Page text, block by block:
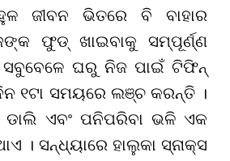
ଜୀବନ ଭିତରେ ବି ବାହାର
ଫୁଡ୍ ଖାଇବାକୁ ସମ୍ପୂର୍ଣ୍ଣ
ସବୁବେଳେ ଘରୁ ନିଜ ପାଇଁ ଟିଫିନ୍
୧ଟା ସମୟରେ ଲଞ୍ଚ କରନ୍ତି ।
ଡାଲି ଏବଂ ପନିପରିବା ଭଳି ଏକ
। ସନ୍ଧ୍ୟାରେ ହାଲୁକା ସ୍ନାକ୍ସ